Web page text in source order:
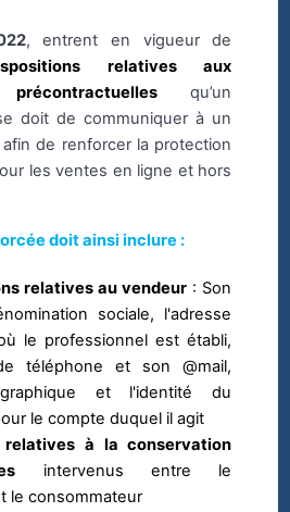
, entrent en vigueur de
relatives aux
qu’un
doit de communiquer à un
de renforcer la protection
les ventes en ligne et hors
doit ainsi inclure :
relatives au vendeur : Son
sociale, l'adresse
le professionnel est établi,
téléphone et son @mail,
et l'identité du
le compte duquel il agit
relatives à la conservation
intervenus entre le
le consommateur